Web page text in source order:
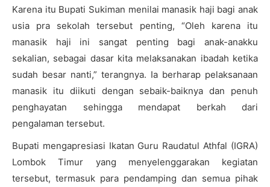
Karena itu Bupati Sukiman menilai manasik haji bagi anak
usia pra sekolah tersebut penting, “Oleh karena itu
manasik haji ini sangat penting bagi anak-anakku
sekalian, sebagai dasar kita melaksanakan ibadah ketika
sudah besar nanti,” terangnya. Ia berharap pelaksanaan
manasik itu diikuti dengan sebaik-baiknya dan penuh
penghayatan sehingga mendapat berkah dari
pengalaman tersebut.
Bupati mengapresiasi Ikatan Guru Raudatul Athfal (IGRA)
Lombok Timur yang menyelenggarakan kegiatan
tersebut, termasuk para pendamping dan semua pihak